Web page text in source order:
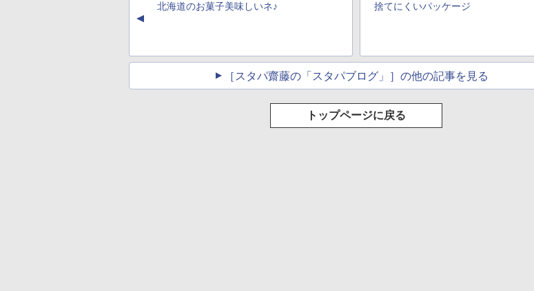
▲
北海道のお菓子美味しいネ♪ 捨てにくいパッケージ
［スタパ齋藤の「スタパブログ」］の他の記事を見る
トップページに戻る